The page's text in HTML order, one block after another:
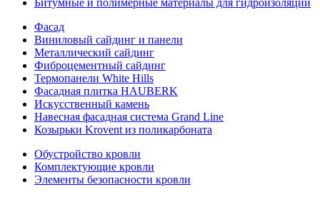
Битумные и полимерные материалы для гидроизоляции
Фасад
Виниловый сайдинг и панели
Металлический сайдинг
Фиброцементный сайдинг
Термопанели White Hills
Фасадная плитка HAUBERK
Искусственный камень
Навесная фасадная система Grand Line
Козырьки Krovent из поликарбоната
Обустройство кровли
Комплектующие кровли
Элементы безопасности кровли